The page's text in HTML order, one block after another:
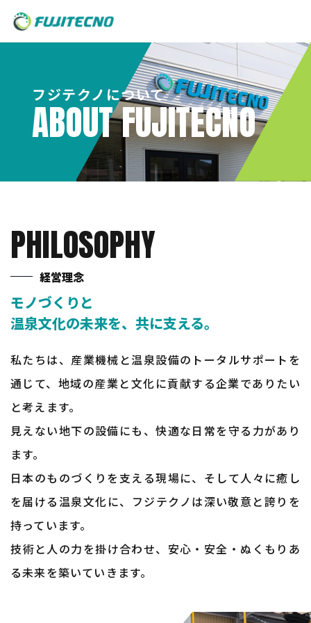
フジテクノについて
ABOUT FUJITECNO
PHILOSOPHY
経営理念
モノづくりと
​​​​​​​温泉文化の未来を、共に支える。
私たちは、産業機械と温泉設備のトータルサポートを
通じて、地域の産業と文化に貢献する企業でありたい
と考えます。
見えない地下の設備にも、快適な日常を守る力があり
ます。
日本のものづくりを支える現場に、そして人々に癒し
を届ける温泉文化に、フジテクノは深い敬意と誇りを
持っています。
​​​​​​​技術と人の力を掛け合わせ、安心・安全・ぬくもりあ
る未来を築いていきます。